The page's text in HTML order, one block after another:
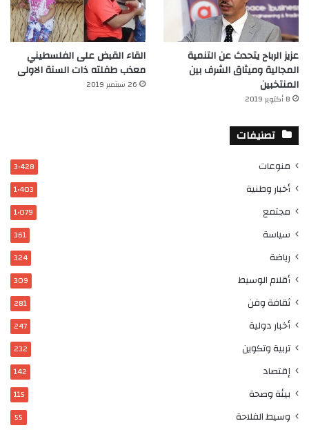
عزيز الرباح يتحدث عن التنمية
المجالية وميثاق الشرف بين
المنتخبين
8 أكتوبر 2019
القاء القبض على الفلسطيني
معذب طفلته ذات السنة الاولى
26 سبتمبر 2019
تصنيفات
منوعات 3٬428
أخبار وطنية 1٬403
مجتمع 1٬079
سياسة 361
رياضة 324
أقلام الوسيط 309
ثقافة وفن 281
أخبار دولية 247
تربية وتكوين 232
إقتصاد 142
بيئة وصحة 115
وسيط الفلاحة 55